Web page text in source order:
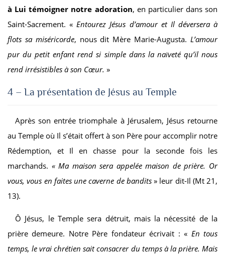
à Lui témoigner notre adoration, en particulier dans son
Saint-Sacrement. « Entourez Jésus d’amour et Il déversera à
flots sa miséricorde, nous dit Mère Marie-Augusta. L’amour
pur du petit enfant rend si simple dans la naïveté qu’il nous
rend irrésistibles à son Cœur. »
4 – La présentation de Jésus au Temple
Après son entrée triomphale à Jérusalem, Jésus retourne
au Temple où Il s’était offert à son Père pour accomplir notre
Rédemption, et Il en chasse pour la seconde fois les
marchands. « Ma maison sera appelée maison de prière. Or
vous, vous en faites une caverne de bandits» leur dit-Il (Mt 21,
13).
Ô Jésus, le Temple sera détruit, mais la nécessité de la
prière demeure. Notre Père fondateur écrivait : « En tous
temps, le vrai chrétien sait consacrer du temps à la prière. Mais